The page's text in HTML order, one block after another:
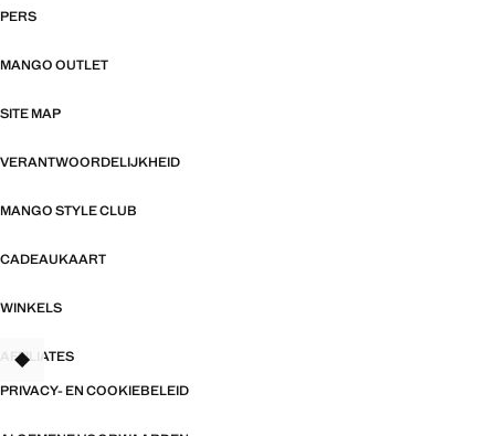
PERS
MANGO OUTLET
SITE MAP
VERANTWOORDELIJKHEID
MANGO STYLE CLUB
CADEAUKAART
WINKELS
AFFILIATES
PRIVACY- EN COOKIEBELEID